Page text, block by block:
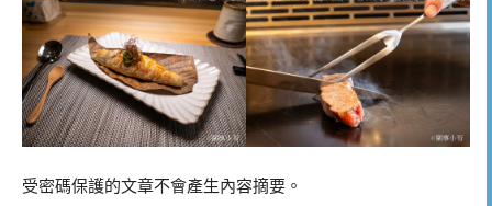
受密碼保護的文章不會產生內容摘要。